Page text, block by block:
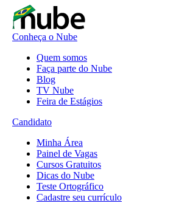
Conheça o Nube
Quem somos
Faça parte do Nube
Blog
TV Nube
Feira de Estágios
Candidato
Minha Área
Painel de Vagas
Cursos Gratuitos
Dicas do Nube
Teste Ortográfico
Cadastre seu currículo